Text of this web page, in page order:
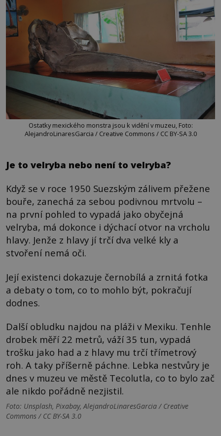
Ostatky mexického monstra jsou k vidění v muzeu, Foto:
AlejandroLinaresGarcia / Creative Commons / CC BY-SA 3.0
Je to velryba nebo není to velryba?
Když se v roce 1950 Suezským zálivem přežene
bouře, zanechá za sebou podivnou mrtvolu –
na první pohled to vypadá jako obyčejná
velryba, má dokonce i dýchací otvor na vrcholu
hlavy. Jenže z hlavy jí trčí dva velké kly a
stvoření nemá oči.
Její existenci dokazuje černobílá a zrnitá fotka
a debaty o tom, co to mohlo být, pokračují
dodnes.
Další obludku najdou na pláži v Mexiku. Tenhle
drobek měří 22 metrů, váží 35 tun, vypadá
trošku jako had a z hlavy mu trčí třímetrový
roh. A taky příšerně páchne. Lebka nestvůry je
dnes v muzeu ve městě Tecolutla, co to bylo zač
ale nikdo pořádně nezjistil.
Foto: Unsplash, Pixabay, AlejandroLinaresGarcia / Creative
Commons / CC BY-SA 3.0